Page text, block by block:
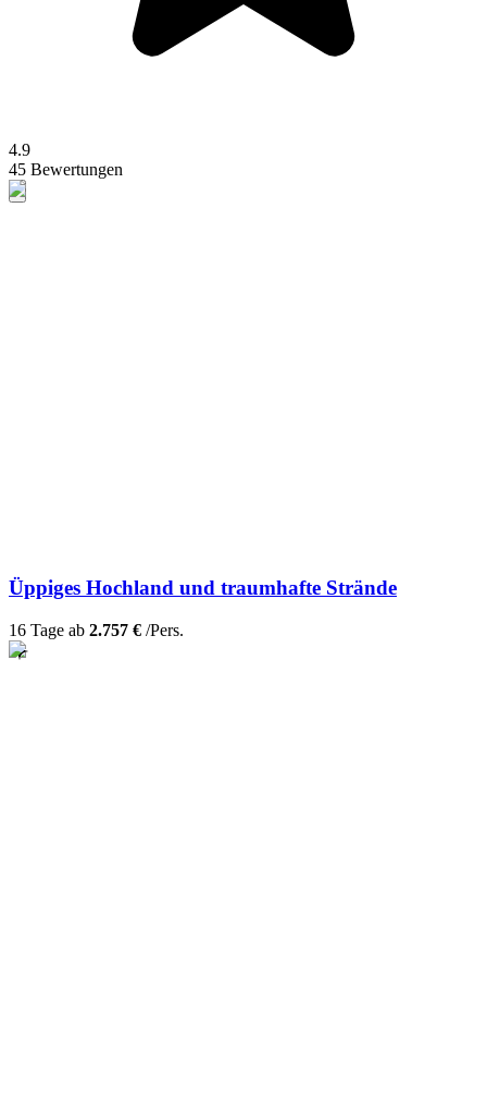
4.9
45 Bewertungen
Üppiges Hochland und traumhafte Strände
16 Tage ab 2.757 € /Pers.